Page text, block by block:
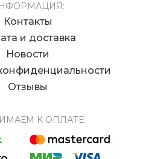
Контакты
и доставка
Новости
Отзывы
К ОПЛАТЕ: